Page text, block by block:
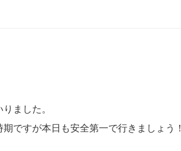
ました。
ですが本日も安全第一で行きましょう！